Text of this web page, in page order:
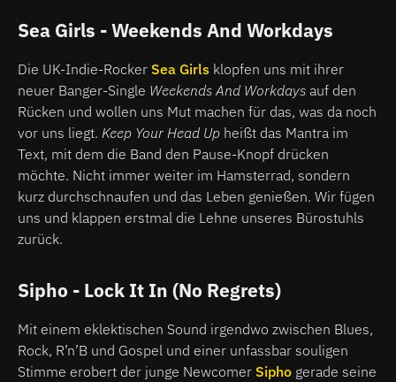
Sea Girls - Weekends And Workdays
Die UK-Indie-Rocker Sea Girls klopfen uns mit ihrer
neuer Banger-Single Weekends And Workdays auf den
Rücken und wollen uns Mut machen für das, was da noch
vor uns liegt. Keep Your Head Up heißt das Mantra im
Text, mit dem die Band den Pause-Knopf drücken
möchte. Nicht immer weiter im Hamsterrad, sondern
kurz durchschnaufen und das Leben genießen. Wir fügen
uns und klappen erstmal die Lehne unseres Bürostuhls
zurück.
Sipho - Lock It In (No Regrets)
Mit einem eklektischen Sound irgendwo zwischen Blues,
Rock, R’n’B und Gospel und einer unfassbar souligen
Stimme erobert der junge Newcomer Sipho gerade seine